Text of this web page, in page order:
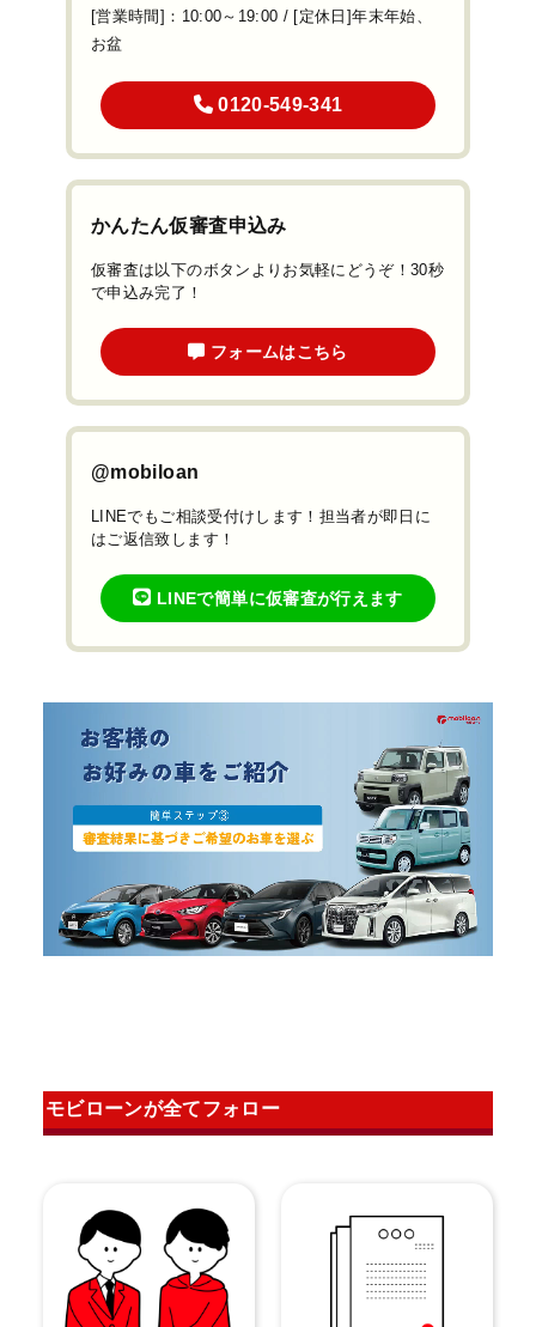
[営業時間]：10:00～19:00 / [定休日]年末年始、
お盆
0120-549-341
かんたん仮審査申込み
仮審査は以下のボタンよりお気軽にどうぞ！30秒
で申込み完了！
フォームはこちら
@mobiloan
LINEでもご相談受付けします！担当者が即日に
はご返信致します！
LINEで簡単に仮審査が行えます
モビローンが全てフォロー